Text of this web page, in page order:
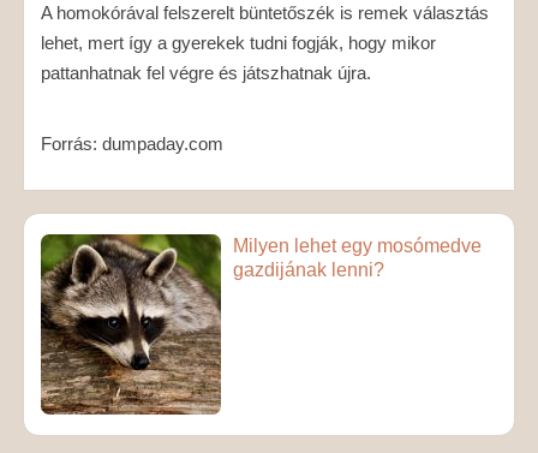
A homokórával felszerelt büntetőszék is remek választás
lehet, mert így a gyerekek tudni fogják, hogy mikor
pattanhatnak fel végre és játszhatnak újra.
Forrás: dumpaday.com
Milyen lehet egy mosómedve
gazdijának lenni?